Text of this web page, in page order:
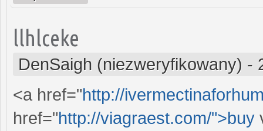
llhlceke
DenSaigh (niezweryfikowany) -
<a href="http://
href="http://viagraest.com/">buy